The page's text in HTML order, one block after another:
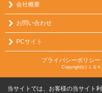
会社概要
お問い合わせ
PCサイト
プライバシーポリシー
Copyright(c) ＬＤ
当サイトでは、お客様の当サイト